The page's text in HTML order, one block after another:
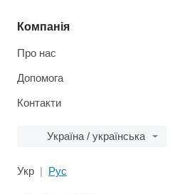
Компанія
Про нас
Допомога
Контакти
Україна / українська
Укр Рус